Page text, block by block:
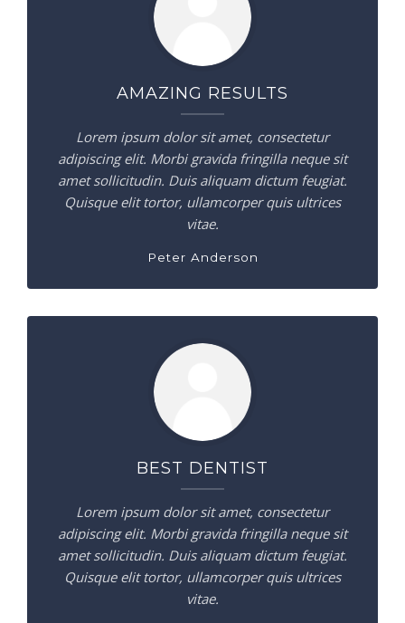
AMAZING RESULTS
Lorem ipsum dolor sit amet, consectetur
adipiscing elit. Morbi gravida fringilla neque sit
amet sollicitudin. Duis aliquam dictum feugiat.
Quisque elit tortor, ullamcorper quis ultrices
vitae.
Peter Anderson
BEST DENTIST
Lorem ipsum dolor sit amet, consectetur
adipiscing elit. Morbi gravida fringilla neque sit
amet sollicitudin. Duis aliquam dictum feugiat.
Quisque elit tortor, ullamcorper quis ultrices
vitae.